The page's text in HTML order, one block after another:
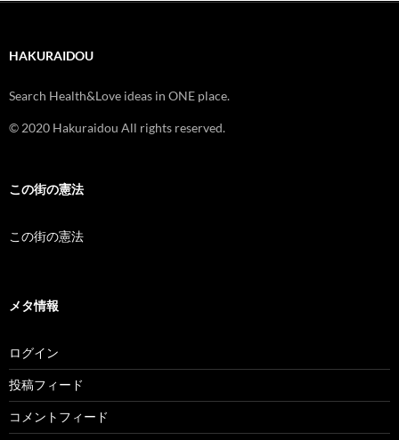
HAKURAIDOU
Search Health&Love ideas in ONE place.
© 2020 Hakuraidou All rights reserved.
この街の憲法
この街の憲法
メタ情報
ログイン
投稿フィード
コメントフィード